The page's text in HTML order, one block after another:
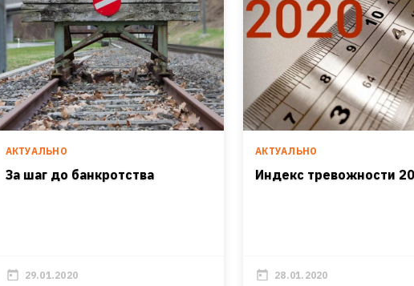
АКТУАЛЬНО
За шаг до банкротства
29.01.2020
АКТУАЛЬНО
Индекс тревожности
28.01.2020